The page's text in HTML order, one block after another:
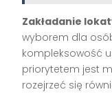
Zakładanie
wyborem dla
kompleksowość
priorytetem jest
rozejrzeć się